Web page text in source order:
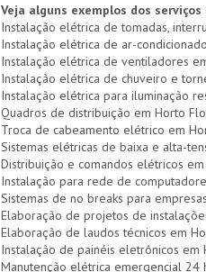
Veja alguns exemplos dos
Instalação elétrica de tomadas,
Instalação elétrica de ar-
Instalação elétrica de ventiladores
Instalação elétrica de chuveiro e
Instalação elétrica para iluminação
Quadros de distribuição em Horto
Troca de cabeamento elétrico em
Sistemas elétricas de baixa e alta-
Distribuição e comandos elétricos
Instalação para rede de
Sistemas de no breaks para
Elaboração de projetos de
Elaboração de laudos técnicos em
Instalação de painéis eletrônicos em
Manutenção elétrica emergencial 24